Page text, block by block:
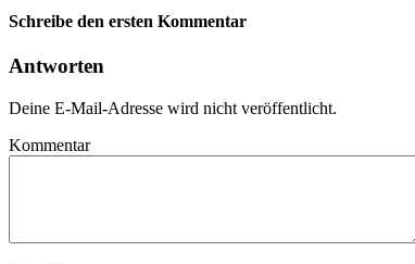
Schreibe den ersten Kommentar
Antworten
Deine E-Mail-Adresse wird nicht veröffentlicht.
Kommentar